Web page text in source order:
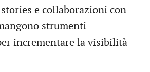
e collaborazioni con
strumenti
incrementare la visibilità